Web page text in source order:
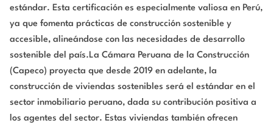
estándar. Esta certificación es especialmente valiosa en Perú,
ya que fomenta prácticas de construcción sostenible y
accesible, alineándose con las necesidades de desarrollo
sostenible del país.La Cámara Peruana de la Construcción
(Capeco) proyecta que desde 2019 en adelante, la
construcción de viviendas sostenibles será el estándar en el
sector inmobiliario peruano, dada su contribución positiva a
los agentes del sector. Estas viviendas también ofrecen